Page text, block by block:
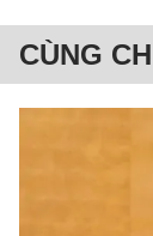
CÙNG